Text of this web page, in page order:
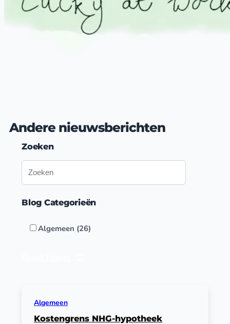
Andere nieuwsberichten
Zoeken
Blog Categorieën
Algemeen (26)
Algemeen
Kostengrens NHG-hypotheek